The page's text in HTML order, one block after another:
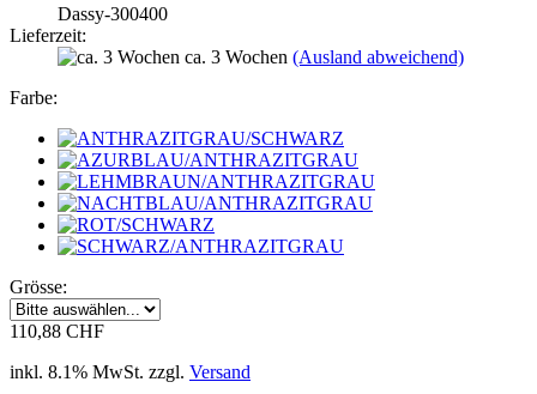
Dassy-300400
Lieferzeit:
ca. 3 Wochen (Ausland abweichend)
Farbe:
Grösse:
110,88 CHF
inkl. 8.1% MwSt. zzgl. Versand